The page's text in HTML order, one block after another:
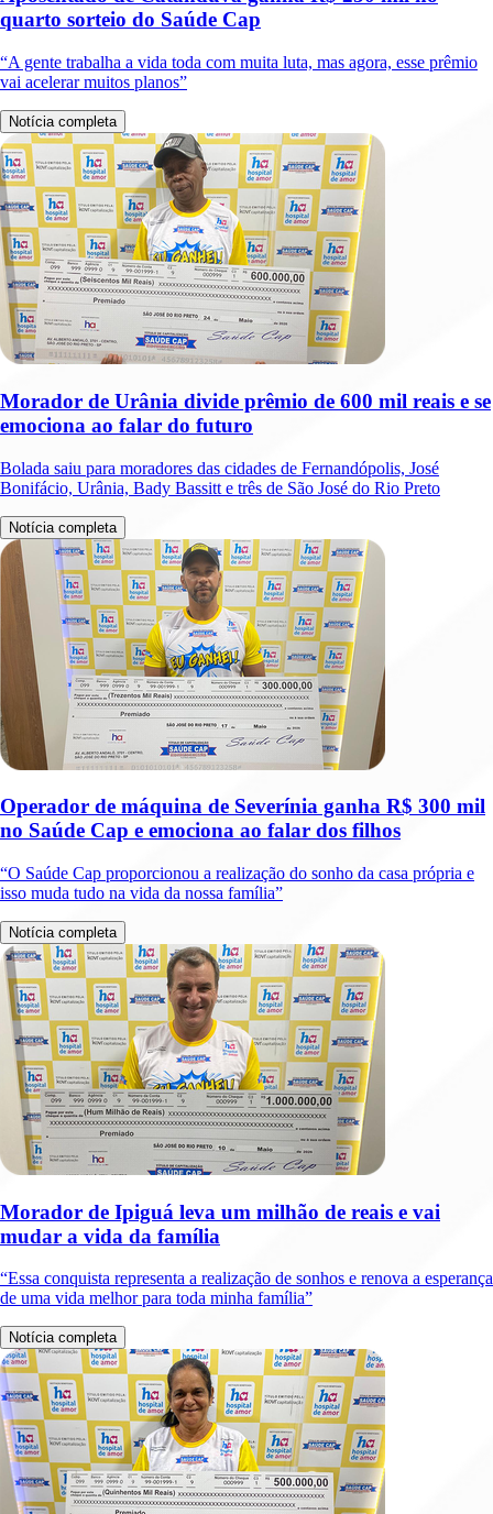
quarto sorteio do Saúde Cap
“A gente trabalha a vida toda com muita luta, mas agora, esse prêmio
vai acelerar muitos planos”
Notícia completa
Morador de Urânia divide prêmio de 600 mil reais e se
emociona ao falar do futuro
Bolada saiu para moradores das cidades de Fernandópolis, José
Bonifácio, Urânia, Bady Bassitt e três de São José do Rio Preto
Notícia completa
Operador de máquina de Severínia ganha R$ 300 mil
no Saúde Cap e emociona ao falar dos filhos
“O Saúde Cap proporcionou a realização do sonho da casa própria e
isso muda tudo na vida da nossa família”
Notícia completa
Morador de Ipiguá leva um milhão de reais e vai
mudar a vida da família
“Essa conquista representa a realização de sonhos e renova a esperança
de uma vida melhor para toda minha família”
Notícia completa